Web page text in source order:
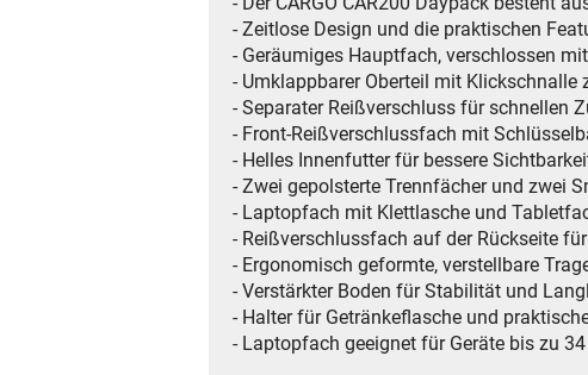
- Zeitlose Design und die praktischen
- Geräumiges Hauptfach, verschlossen
- Umklappbarer Oberteil mit Klickschnalle
- Separater Reißverschluss für schnellen
- Front-Reißverschlussfach mit
- Helles Innenfutter für bessere
- Zwei gepolsterte Trennfächer und zwei
- Laptopfach mit Klettlasche und
- Reißverschlussfach auf der Rückseite
- Ergonomisch geformte, verstellbare
- Verstärkter Boden für Stabilität und
- Halter für Getränkeflasche und
- Laptopfach geeignet für Geräte bis zu